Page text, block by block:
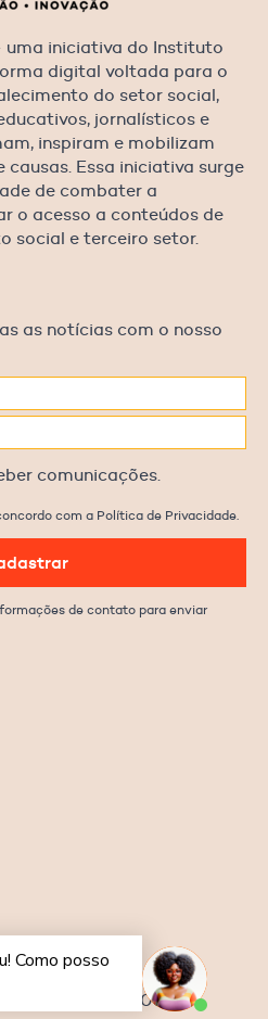
uma iniciativa do Instituto
digital voltada para o
do setor social,
jornalísticos e
inspiram e mobilizam
causas. Essa iniciativa surge
de combater a
o acesso a conteúdos de
social e terceiro setor.
354 – cj.32
| CEP 04001-001
as notícias com o nosso
comunicações.
com a Política de Privacidade.
de contato para enviar